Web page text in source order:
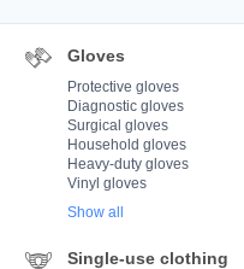
Gloves
Protective gloves
Diagnostic gloves
Surgical gloves
Household gloves
Heavy-duty gloves
Vinyl gloves
Show all
Single-use clothing